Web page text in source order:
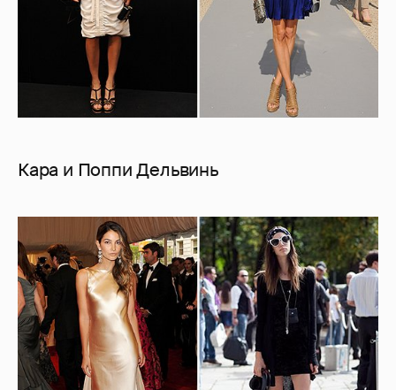
Кара и Поппи Дельвинь